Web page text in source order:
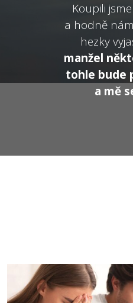
Koupili
a hodně
hezky
manžel
tohle bude
a mě